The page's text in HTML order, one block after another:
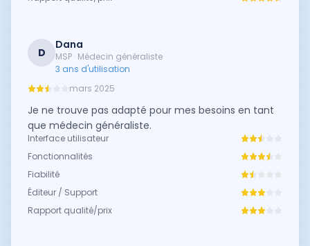
D
Dana
MSP · Médecin généraliste
3 ans d'utilisation
mars 2025
Je ne trouve pas adapté pour mes besoins en tant
que médecin généraliste.
Interface utilisateur
Fonctionnalités
Fiabilité
Éditeur / Support
Rapport qualité/prix